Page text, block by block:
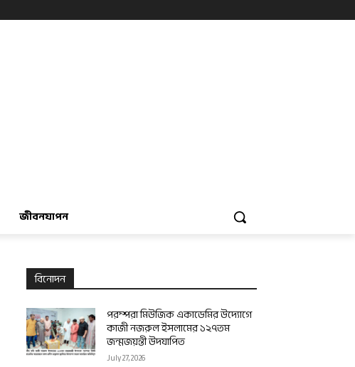
জীবনযাপন
বিনোদন
পরম্পরা মিউজিক একাডেমির উদ্যোগে
কাজী নজরুল ইসলামের ১২৭তম
জন্মজয়ন্তী উদযাপিত
July 27, 2026